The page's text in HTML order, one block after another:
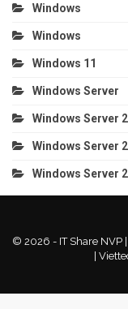
Windows
Windows
Windows 11
Windows Server
Windows Server
Windows Server
Windows Server
© 2026 - IT Share NVP
|